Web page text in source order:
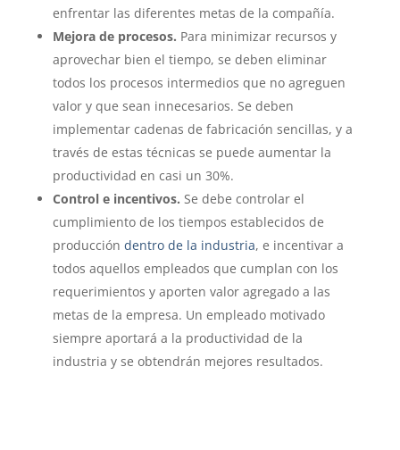
enfrentar las diferentes metas de la compañía.
Mejora de procesos. Para minimizar recursos y
aprovechar bien el tiempo, se deben eliminar
todos los procesos intermedios que no agreguen
valor y que sean innecesarios. Se deben
implementar cadenas de fabricación sencillas, y a
través de estas técnicas se puede aumentar la
productividad en casi un 30%.
Control e incentivos. Se debe controlar el
cumplimiento de los tiempos establecidos de
producción dentro de la industria, e incentivar a
todos aquellos empleados que cumplan con los
requerimientos y aporten valor agregado a las
metas de la empresa. Un empleado motivado
siempre aportará a la productividad de la
industria y se obtendrán mejores resultados.